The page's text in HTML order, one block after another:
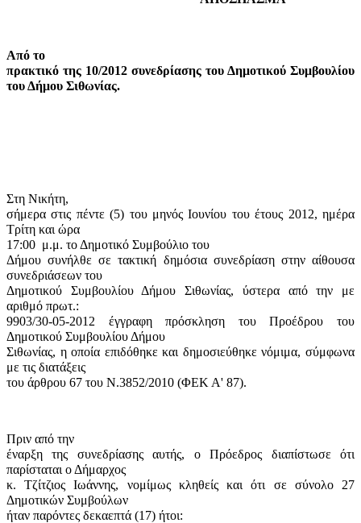
Από το
πρακτικό της 10/2012 συνεδρίασης του Δημοτικού Συμβουλίου
του Δήμου Σιθωνίας.
Στη Νικήτη,
σήμερα στις πέντε (5) του μηνός Ιουνίου του έτους 2012, ημέρα
Τρίτη και ώρα
17:00 μ.μ. το Δημοτικό Συμβούλιο του
Δήμου συνήλθε σε τακτική δημόσια συνεδρίαση στην αίθουσα
συνεδριάσεων του
Δημοτικού Συμβουλίου Δήμου Σιθωνίας, ύστερα από την με
αριθμό πρωτ.:
9903/30-05-2012 έγγραφη πρόσκληση του Προέδρου του
Δημοτικού Συμβουλίου Δήμου
Σιθωνίας, η οποία επιδόθηκε και δημοσιεύθηκε νόμιμα, σύμφωνα
με τις διατάξεις
του άρθρου 67 του Ν.3852/2010 (ΦΕΚ Α' 87).
Πριν από την
έναρξη της συνεδρίασης αυτής, ο Πρόεδρος διαπίστωσε ότι
παρίσταται ο Δήμαρχος
κ. Τζίτζιος Ιωάννης, νομίμως κληθείς και ότι σε σύνολο 27
Δημοτικών Συμβούλων
ήταν παρόντες δεκαεπτά (17) ήτοι: